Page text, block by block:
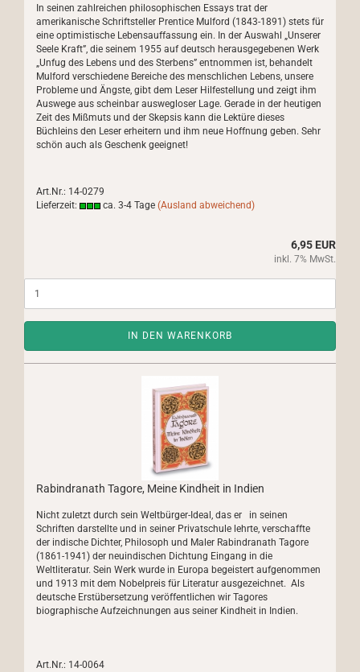
In seinen zahlreichen philosophischen Essays trat der
amerikanische Schriftsteller Prentice Mulford (1843-1891) stets für
eine optimistische Lebensauffassung ein. In der Auswahl „Unserer
Seele Kraft”, die seinem 1955 auf deutsch herausgegebenen Werk
„Unfug des Lebens und des Sterbens” entnommen ist, behandelt
Mulford verschiedene Bereiche des menschlichen Lebens, unsere
Probleme und Ängste, gibt dem Leser Hilfestellung und zeigt ihm
Auswege aus scheinbar auswegloser Lage. Gerade in der heutigen
Zeit des Mißmuts und der Skepsis kann die Lektüre dieses
Büchleins den Leser erheitern und ihm neue Hoffnung geben. Sehr
schön auch als Geschenk geeignet!
Art.Nr.: 14-0279
Lieferzeit:
ca. 3-4 Tage (Ausland abweichend)
6,95 EUR
inkl. 7% MwSt.
IN DEN WARENKORB
Rabindranath Tagore, Meine Kindheit in Indien
Nicht zuletzt durch sein Weltbürger-Ideal, das er in seinen
Schriften darstellte und in seiner Privatschule lehrte, ver­schaffte
der indische Dichter, Philosoph und Maler Rabin­dra­nath Tagore
(1861-1941) der neuindischen Dichtung Ein­­gang in die
Weltliteratur. Sein Werk wurde in Euro­pa begeistert aufgenommen
und 1913 mit dem No­bel­preis für Literatur ausgezeichnet. Als
deutsche Erstübersetzung veröffentlichen wir Tagores
biographische Aufzeichnungen aus seiner Kindheit in Indien.
Art.Nr.: 14-0064